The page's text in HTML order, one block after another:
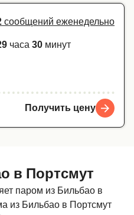
Belgique (FR)
Deutschland
сообщений еженедельно
часа 30 минут
Получить цену
в Портсмут
паром из Бильбао в
из Бильбао в Портсмут